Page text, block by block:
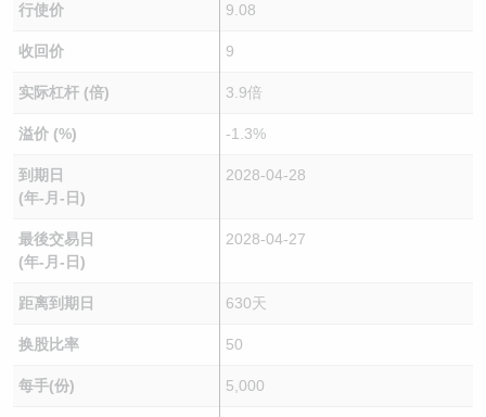
行使价 9.08
收回价 9
实际杠杆 (倍) 3.9倍
溢价 (%) -1.3%
到期日
(年-月-日)
2028-04-28
最後交易日
(年-月-日)
2028-04-27
距离到期日 630天
换股比率 50
每手(份) 5,000